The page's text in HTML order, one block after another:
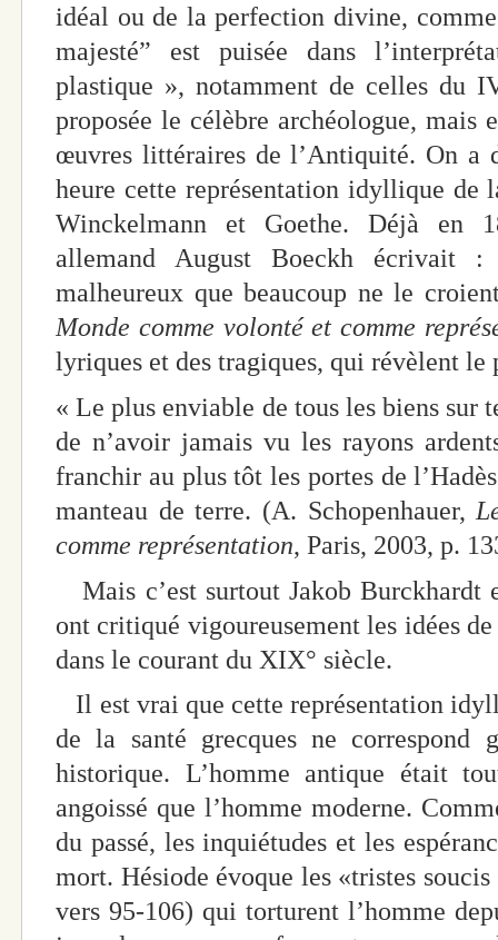
idéal ou de la perfection divine,
majesté” est puisée dans
plastique », notamment de celles du
proposée le célèbre archéologue, mais
œuvres littéraires de l’Antiquité. On a
heure cette représentation idyllique de
Winckelmann et Goethe. Déjà en
allemand August Boeckh écrivait
malheureux que beaucoup ne le
Monde comme volonté et comme
lyriques et des tragiques, qui révèlent le
« Le plus enviable de tous les biens sur
de n’avoir jamais vu les rayons
franchir au plus tôt les portes de
manteau de terre. (A. Schopenhauer,
comme représentation, Paris, 2003, p.
Mais c’est surtout Jakob Burckhardt
ont critiqué vigoureusement les idées
dans le courant du XIX° siècle.
Il est vrai que cette représentation
de la santé grecques ne
historique. L’homme antique était
angoissé que l’homme moderne.
du passé, les inquiétudes et les
mort. Hésiode évoque les «tristes soucis
vers 95-106) qui torturent l’homme